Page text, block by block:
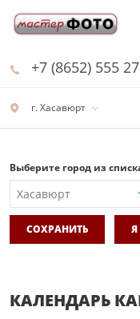
г. Хасавюрт
+7 (8652) 555
Выберите город из
СОХРАНИТЬ Я
КАЛЕНДАРЬ